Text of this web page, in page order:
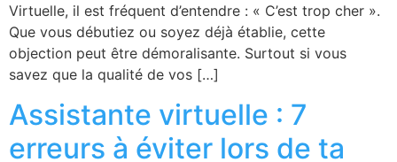
Virtuelle, il est fréquent d’entendre : « C’est trop cher ».
Que vous débutiez ou soyez déjà établie, cette
objection peut être démoralisante. Surtout si vous
savez que la qualité de vos […]
Assistante virtuelle : 7
erreurs à éviter lors de ta